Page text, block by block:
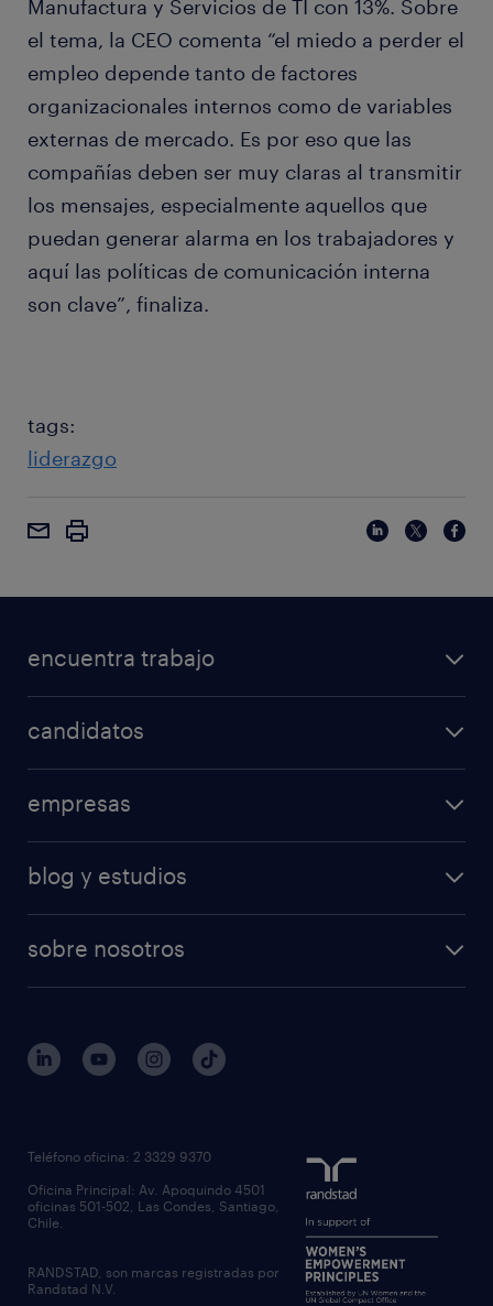
Manufactura y Servicios de TI con 13%. Sobre
el tema, la CEO comenta “el miedo a perder el
empleo depende tanto de factores
organizacionales internos como de variables
externas de mercado. Es por eso que las
compañías deben ser muy claras al transmitir
los mensajes, especialmente aquellos que
puedan generar alarma en los trabajadores y
aquí las políticas de comunicación interna
son clave”, finaliza.
tags:
liderazgo
encuentra trabajo
candidatos
empresas
blog y estudios
sobre nosotros
Teléfono oficina: 2 3329 9370
Oficina Principal: Av. Apoquindo 4501
oficinas 501-502, Las Condes, Santiago,
Chile.
RANDSTAD, son marcas registradas por
Randstad N.V.